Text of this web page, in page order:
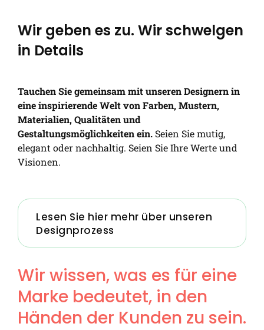
Wir geben es zu. Wir schwelgen
in Details
Tauchen Sie gemeinsam mit unseren Designern in
eine inspirierende Welt von Farben, Mustern,
Materialien, Qualitäten und
Gestaltungsmöglichkeiten ein. Seien Sie mutig,
elegant oder nachhaltig. Seien Sie Ihre Werte und
Visionen.
Lesen Sie hier mehr über unseren
Designprozess
Wir wissen, was es für eine
Marke bedeutet, in den
Händen der Kunden zu sein.